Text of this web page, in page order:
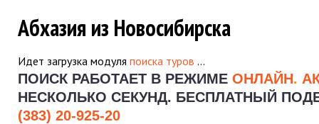
Абхазия из Новосибирска
Идет загрузка модуля поиска туров …
ПОИСК РАБОТАЕТ В РЕЖИМЕ ОНЛАЙН.
НЕСКОЛЬКО СЕКУНД. БЕСПЛАТНЫЙ
(383) 20-925-20